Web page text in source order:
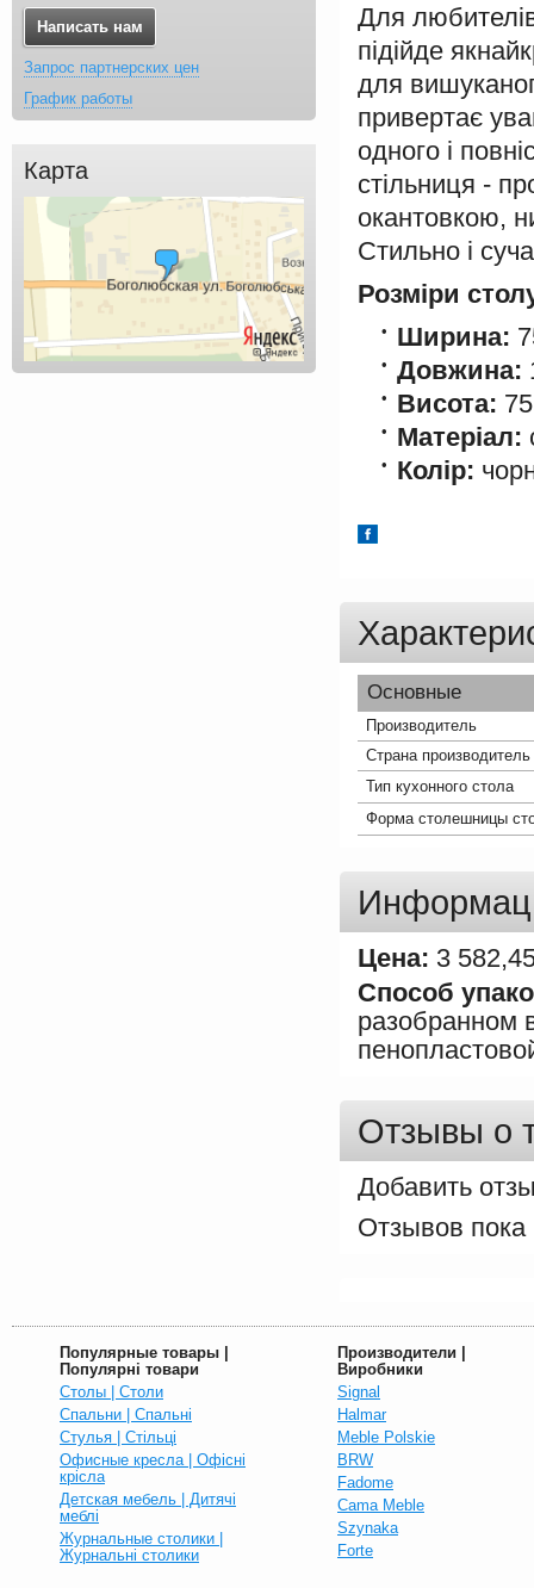
Написать нам
Запрос партнерских цен
График работы
Карта
Для
підійде
для
привертає
одного і
стільниця -
окантовкою,
Стильно і
Розміри
Ширина:
Довжина:
Висота:
Матеріал:
Колір:
Основные
Производитель
Страна производитель
Тип кухонного стола
Форма столешницы
Цена: 3
Способ
разобранном
Отзывы о
Добавить
Популярные товары |
Популярні товари
Столы | Столи
Спальни | Спальні
Стулья | Стільці
Офисные кресла | Офісні
крісла
Детская мебель | Дитячі
меблі
Журнальные столики |
Журнальні столики
Производители |
Виробники
Signal
Halmar
Meble Polskie
BRW
Fadome
Cama Meble
Szynaka
Forte